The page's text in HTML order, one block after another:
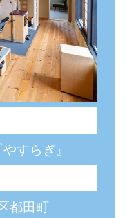
すらぎ』
都田町